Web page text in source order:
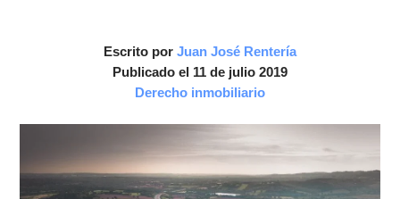
Escrito por Juan José Rentería
Publicado el 11 de julio 2019
Derecho inmobiliario